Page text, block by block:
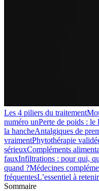
Les 4 piliers du traitement
numéro unPerte de poids : le
la hancheAntalgiques de
vraimentPhytothérapie
sérieuxCompléments
fauxInfiltrations : pour qui,
quand ?Médecines
fréquentesL’essentiel à retenir
Sommaire